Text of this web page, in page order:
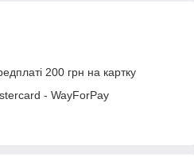
200 грн на картку
- WayForPay